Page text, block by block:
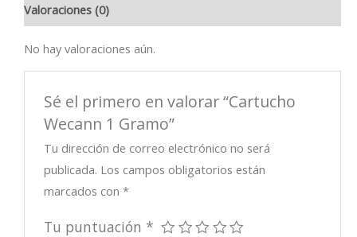
Valoraciones (0)
No hay valoraciones aún.
Sé el primero en valorar “Cartucho
Wecann 1 Gramo”
Tu dirección de correo electrónico no será
publicada. Los campos obligatorios están
marcados con*
Tu puntuación *